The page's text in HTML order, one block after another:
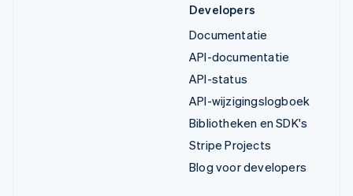
Developers
Documentatie
API-documentatie
API-status
API-wijzigingslogboek
Bibliotheken en SDK's
Stripe Projects
Blog voor developers